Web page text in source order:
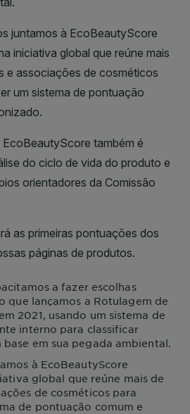
a fazer escolhas
que lançamos a Rotulagem de
2021, usando um sistema de
interno para classificar
em sua pegada ambiental.
à EcoBeautyScore
global que reúne mais de
de cosméticos para
de pontuação comum e